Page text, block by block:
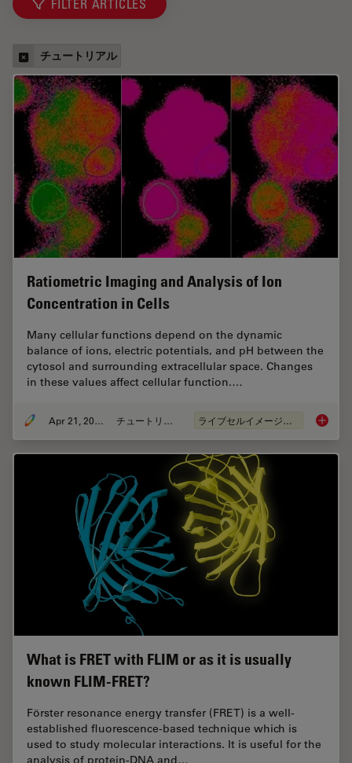
FILTER ARTICLES
チュートリアル
Ratiometric Imaging and Analysis of Ion
Concentration in Cells
Many cellular functions depend on the dynamic
balance of ions, electric potentials, and pH between the
cytosol and surrounding extracellular space. Changes
in these values affect cellular function.…
Apr 21, 2026 チュートリアル ライブセルイメージング
What is FRET with FLIM or as it is usually
known FLIM-FRET?
Förster resonance energy transfer (FRET) is a well-
established fluorescence-based technique which is
used to study molecular interactions. It is useful for the
analysis of protein-DNA and…